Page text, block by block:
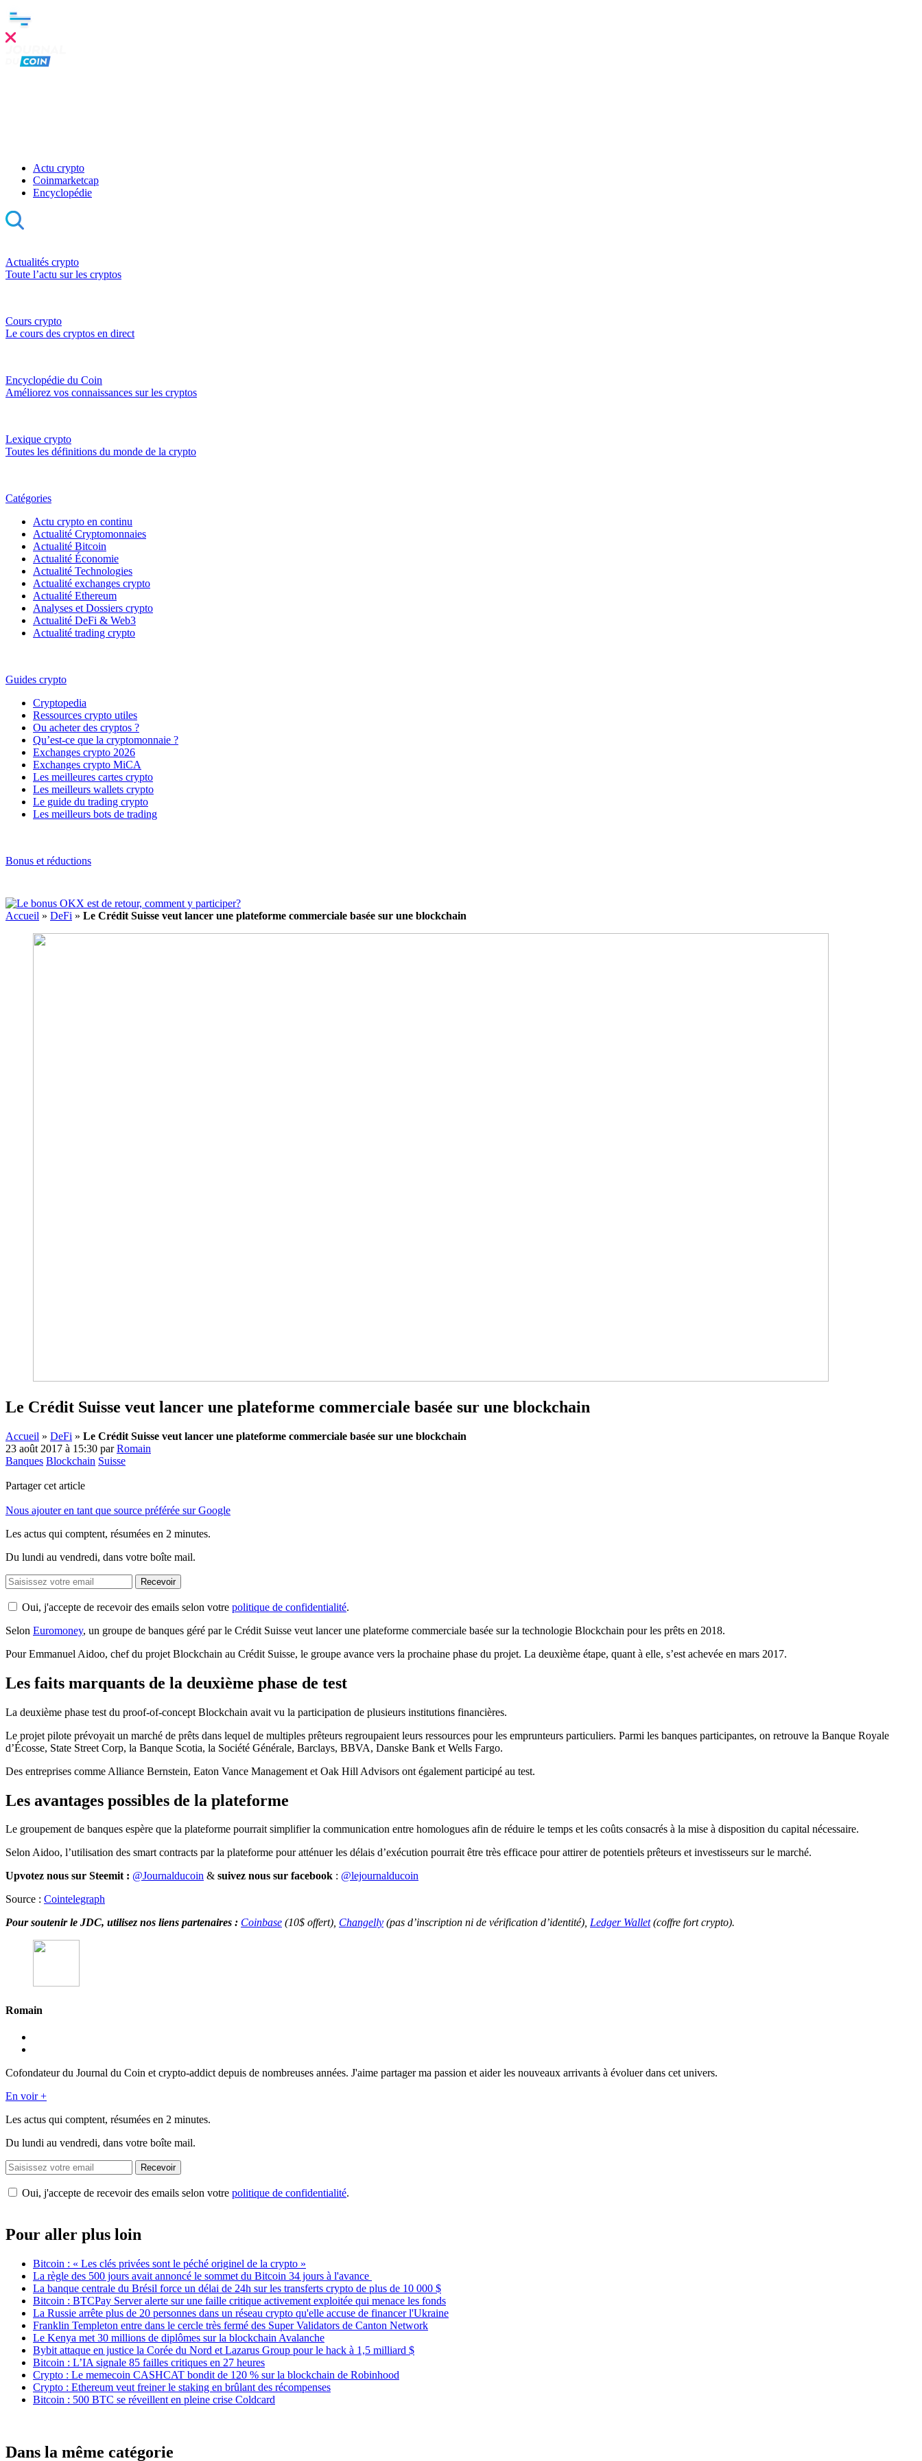
Actu crypto
Coinmarketcap
Encyclopédie
Actualités crypto
Toute l’actu sur les cryptos
Cours crypto
Le cours des cryptos en direct
Encyclopédie du Coin
Améliorez vos connaissances sur les cryptos
Lexique crypto
Toutes les définitions du monde de la crypto
Catégories
Actu crypto en continu
Actualité Cryptomonnaies
Actualité Bitcoin
Actualité Économie
Actualité Technologies
Actualité exchanges crypto
Actualité Ethereum
Analyses et Dossiers crypto
Actualité DeFi & Web3
Actualité trading crypto
Guides crypto
Cryptopedia
Ressources crypto utiles
Ou acheter des cryptos ?
Qu’est-ce que la cryptomonnaie ?
Exchanges crypto 2026
Exchanges crypto MiCA
Les meilleures cartes crypto
Les meilleurs wallets crypto
Le guide du trading crypto
Les meilleurs bots de trading
Bonus et réductions
Accueil » DeFi » Le Crédit Suisse veut lancer une plateforme commerciale basée sur une blockchain
Le Crédit Suisse veut lancer une plateforme commerciale basée sur une blockchain
Accueil » DeFi » Le Crédit Suisse veut lancer une plateforme commerciale basée sur une blockchain
23 août 2017 à 15:30 parRomain
Banques Blockchain Suisse
Partager cet article
Nous ajouter en tant que source préférée sur Google
Les actus qui comptent, résumées en 2 minutes.
Du lundi au vendredi, dans votre boîte mail.
Recevoir
Oui, j'accepte de recevoir des emails selon votre politique de confidentialité.
Selon Euromoney, un groupe de banques géré par le Crédit Suisse veut lancer une plateforme commerciale basée sur la technologie Blockchain pour les prêts en 2018.
Pour Emmanuel Aidoo, chef du projet Blockchain au Crédit Suisse, le groupe avance vers la prochaine phase du projet. La deuxième étape, quant à elle, s’est achevée en mars 2017.
Les faits marquants de la deuxième phase de test
La deuxième phase test du proof-of-concept Blockchain avait vu la participation de plusieurs institutions financières.
Le projet pilote prévoyait un marché de prêts dans lequel de multiples prêteurs regroupaient leurs ressources pour les emprunteurs particuliers. Parmi les banques participantes, on retrouve la Banque Royale
d’Écosse, State Street Corp, la Banque Scotia, la Société Générale, Barclays, BBVA, Danske Bank et Wells Fargo.
Des entreprises comme Alliance Bernstein, Eaton Vance Management et Oak Hill Advisors ont également participé au test.
Les avantages possibles de la plateforme
Le groupement de banques espère que la plateforme pourrait simplifier la communication entre homologues afin de réduire le temps et les coûts consacrés à la mise à disposition du capital nécessaire.
Selon Aidoo, l’utilisation des smart contracts par la plateforme pour atténuer les délais d’exécution pourrait être très efficace pour attirer de potentiels prêteurs et investisseurs sur le marché.
Upvotez nous sur Steemit : @Journalducoin & suivez nous sur facebook : @lejournalducoin
Source : Cointelegraph
Pour soutenir le JDC, utilisez nos liens partenaires : Coinbase (10$ offert), Changelly (pas d’inscription ni de vérification d’identité), Ledger Wallet(coffre fort crypto).
Romain
Cofondateur du Journal du Coin et crypto-addict depuis de nombreuses années. J'aime partager ma passion et aider les nouveaux arrivants à évoluer dans cet univers.
En voir +
Les actus qui comptent, résumées en 2 minutes.
Du lundi au vendredi, dans votre boîte mail.
Recevoir
Oui, j'accepte de recevoir des emails selon votre politique de confidentialité.
Pour aller plus loin
Bitcoin : « Les clés privées sont le péché originel de la crypto »
La règle des 500 jours avait annoncé le sommet du Bitcoin 34 jours à l'avance
La banque centrale du Brésil force un délai de 24h sur les transferts crypto de plus de 10 000 $
Bitcoin : BTCPay Server alerte sur une faille critique activement exploitée qui menace les fonds
La Russie arrête plus de 20 personnes dans un réseau crypto qu'elle accuse de financer l'Ukraine
Franklin Templeton entre dans le cercle très fermé des Super Validators de Canton Network
Le Kenya met 30 millions de diplômes sur la blockchain Avalanche
Bybit attaque en justice la Corée du Nord et Lazarus Group pour le hack à 1,5 milliard $
Bitcoin : L’IA signale 85 failles critiques en 27 heures
Crypto : Le memecoin CASHCAT bondit de 120 % sur la blockchain de Robinhood
Crypto : Ethereum veut freiner le staking en brûlant des récompenses
Bitcoin : 500 BTC se réveillent en pleine crise Coldcard
Dans la même catégorie